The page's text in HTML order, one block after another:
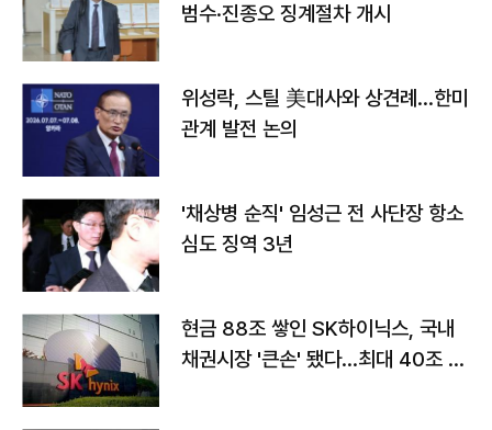
범수·진종오 징계절차 개시
위성락, 스틸 美대사와 상견례…한미
관계 발전 논의
'채상병 순직' 임성근 전 사단장 항소
심도 징역 3년
현금 88조 쌓인 SK하이닉스, 국내
채권시장 '큰손' 됐다…최대 40조 투